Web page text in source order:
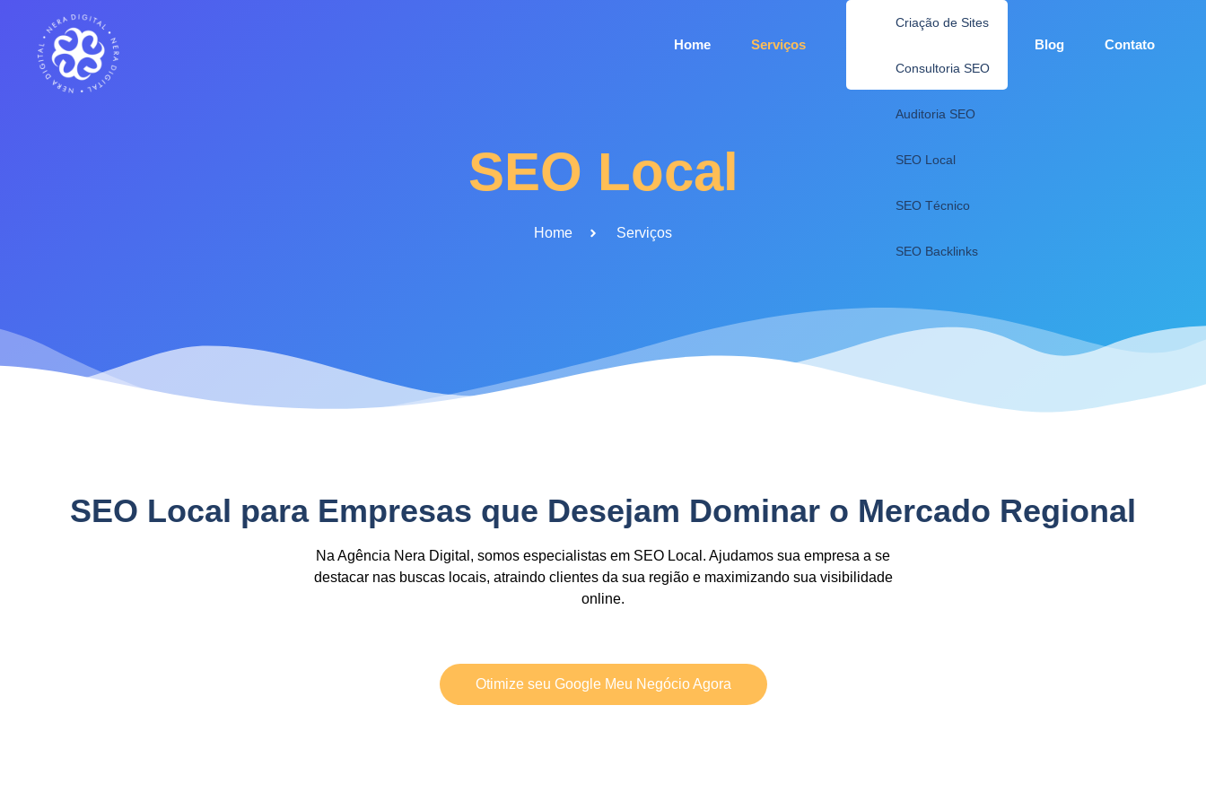
Home Serviços
Criação de Sites
Consultoria SEO
Auditoria SEO
SEO Local
SEO Técnico
SEO Backlinks
Blog Contato
SEO Local
SEO Local
Home Serviços
SEO Local para Empresas que Desejam Dominar o Mercado Regional
Na Agência Nera Digital, somos especialistas em SEO Local . Ajudamos sua empresa a se
destacarnas buscas locais, atraindo clientes da sua região e maximizando sua visibilidade
online.
Otimize seu Google Meu Negócio Agora